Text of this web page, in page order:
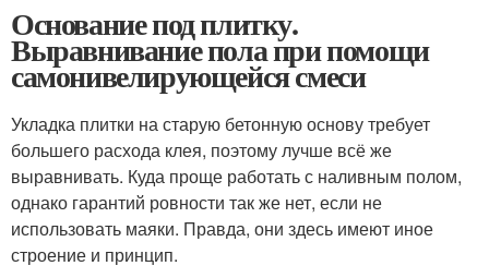
Основание под плитку.
Выравнивание пола при помощи
самонивелирующейся смеси
Укладка плитки на старую бетонную основу требует
большего расхода клея, поэтому лучше всё же
выравнивать. Куда проще работать с наливным полом,
однако гарантий ровности так же нет, если не
использовать маяки. Правда, они здесь имеют иное
строение и принцип.